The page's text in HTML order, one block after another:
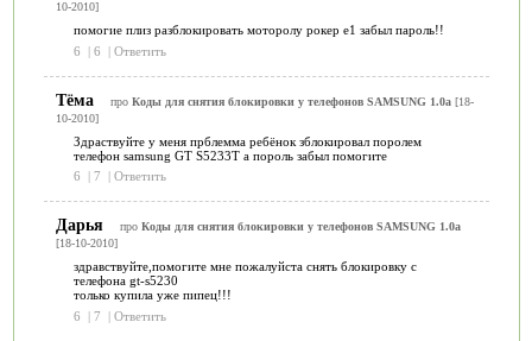
10-2010]
помогие плиз разблокировать моторолу рокер е1 забыл пароль!!
6
| 6 | Ответить
Тёма про Коды для снятия блокировки у телефонов SAMSUNG 1.0a[18-
10-2010]
Здраствуйте у меня прблемма ребёнок зблокировал поролем
телефон samsung GT S5233T а пороль забыл помогите
6
| 7 | Ответить
Дарья про Коды для снятия блокировки у телефонов SAMSUNG 1.0a
[18-10-2010]
здравствуйте,помогите мне пожалуйста снять блокировку с
телефона gt-s5230
только купила уже пипец!!!
6
| 7 | Ответить